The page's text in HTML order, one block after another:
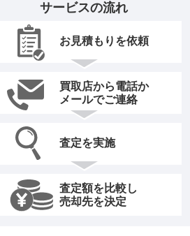
サービスの流れ
お見積もりを依頼
買取店から電話か
メールでご連絡
査定を実施
査定額を比較し
売却先を決定